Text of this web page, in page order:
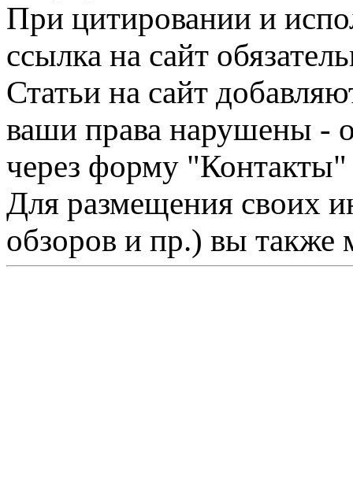
При цитировании и
ссылка на сайт
Статьи на сайт
ваши права нарушены -
через форму "Контакты"
Для размещения своих
обзоров и пр.) вы также